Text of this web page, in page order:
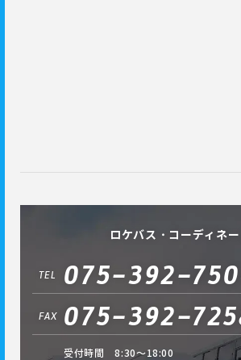
ロケバス・コーディネー
TEL 075-392-
FAX 075-392-
受付時間 8:30～18:00